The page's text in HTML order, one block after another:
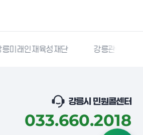
강릉관광개발공사 국민재난
강릉시 민원콜센터
033.660.2018